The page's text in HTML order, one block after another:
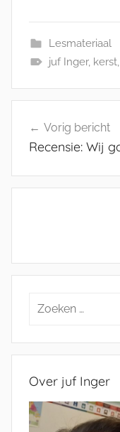
Lesmateriaal
juf Inger, kerst,
navigatie
Vorig bericht
Recensie: Wij
Zoeken
Over juf Inger